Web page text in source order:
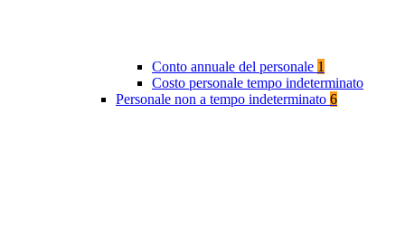
Conto annuale del personale 1
Costo personale tempo indeterminato
Personale non a tempo indeterminato 6